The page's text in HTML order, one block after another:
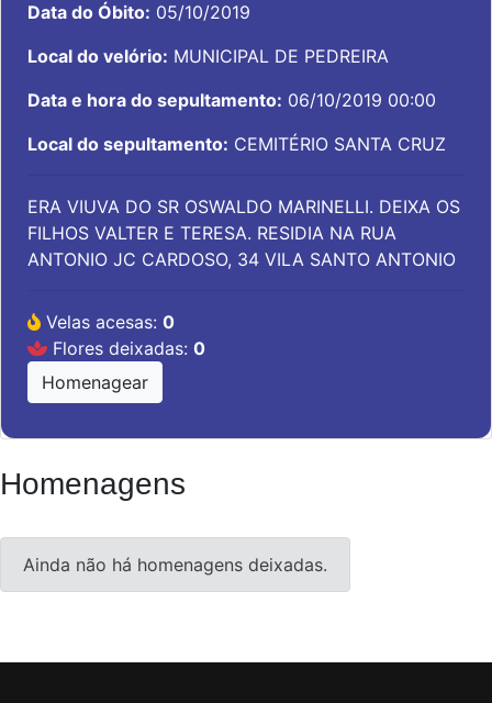
Data do Óbito: 05/10/2019
Local do velório: MUNICIPAL DE PEDREIRA
Data e hora do sepultamento: 06/10/2019 00:00
Local do sepultamento: CEMITÉRIO SANTA CRUZ
ERA VIUVA DO SR OSWALDO MARINELLI. DEIXA OS
FILHOS VALTER E TERESA. RESIDIA NA RUA
ANTONIO JC CARDOSO, 34 VILA SANTO ANTONIO
Velas acesas: 0
Flores deixadas: 0
Homenagear
Homenagens
Ainda não há homenagens deixadas.